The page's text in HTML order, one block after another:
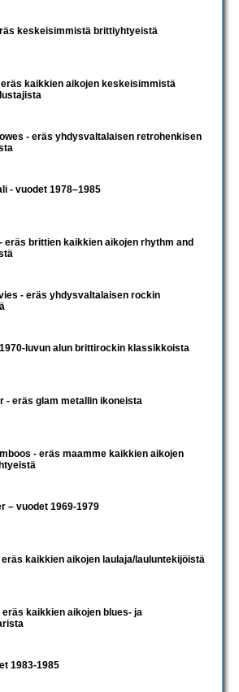
keskeisimmistä brittiyhtyeistä
eräs kaikkien aikojen keskeisimmistä
- eräs yhdysvaltalaisen retrohenkisen
- vuodet 1978–1985
eräs brittien kaikkien aikojen rhythm and
- eräs yhdysvaltalaisen rockin
luvun alun brittirockin klassikkoista
- eräs glam metallin ikoneista
- eräs maamme kaikkien aikojen
– vuodet 1969-1979
kaikkien aikojen laulaja/lauluntekijöistä
kaikkien aikojen blues- ja
1983-1985